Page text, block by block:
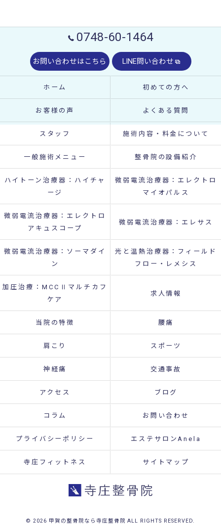
0748-60-1464
お問い合わせはこちら LINE問い合わせ
ホーム 初めての方へ
お客様の声 よくある質問
スタッフ 施術内容・料金について
一般施術メニュー 整骨院の設備紹介
ハイトーン治療器：ハイチャ
ージ
微弱電流治療器：エレクトロ
マイオパルス
微弱電流治療器：エレクトロ
アキュスコープ
微弱電流治療器：エレサス
微弱電流治療器：ソーマダイ
ン
光と温熱治療器：フィールド
フロー・レメシス
加圧治療：MCCⅡマルチカフ
ケア
求人情報
当院の特徴 腰痛
肩こり スポーツ
神経痛 交通事故
アクセス ブログ
コラム お問い合わせ
プライバシーポリシー エステサロンAnela
寺庄フィットネス サイトマップ
© 2026 甲賀の整骨院なら寺庄整骨院 ALL RIGHTS RESERVED.